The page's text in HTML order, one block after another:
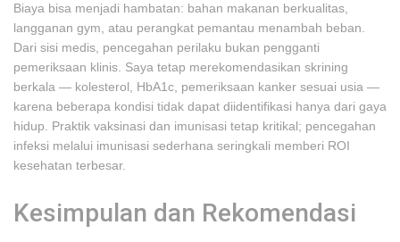
Biaya bisa menjadi hambatan: bahan makanan berkualitas,
langganan gym, atau perangkat pemantau menambah beban.
Dari sisi medis, pencegahan perilaku bukan pengganti
pemeriksaan klinis. Saya tetap merekomendasikan skrining
berkala — kolesterol, HbA1c, pemeriksaan kanker sesuai usia —
karena beberapa kondisi tidak dapat diidentifikasi hanya dari gaya
hidup. Praktik vaksinasi dan imunisasi tetap kritikal; pencegahan
infeksi melalui imunisasi sederhana seringkali memberi ROI
kesehatan terbesar.
Kesimpulan dan Rekomendasi